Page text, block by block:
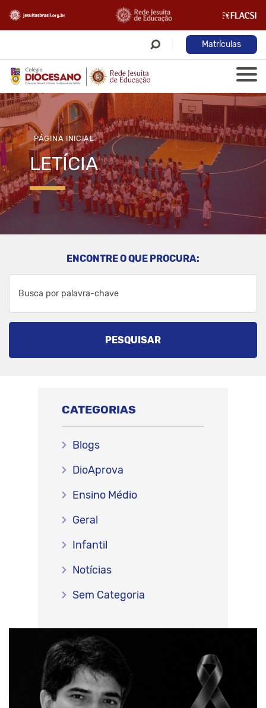
Matrículas
PÁGINA INICIAL
LETÍCIA
ENCONTRE O QUE PROCURA:
PESQUISAR
CATEGORIAS
Blogs
DioAprova
Ensino Médio
Geral
Infantil
Notícias
Sem Categoria